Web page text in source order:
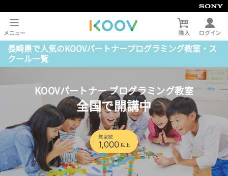
長崎県で人気のKOOVパートナープログラミング教室・ス
クール一覧
KOOVパートナー プログラミング教室
全国で開講中